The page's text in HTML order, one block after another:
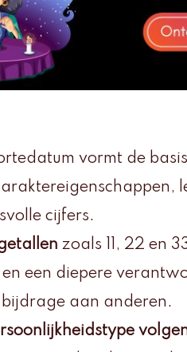
vormt de
cijfers.
zoals 11, 22 en
een diepere
aan anderen.